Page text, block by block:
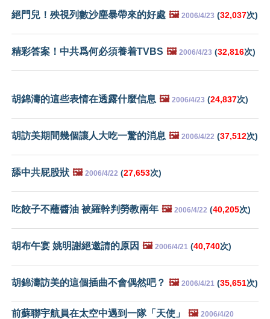
絕門兒！殃視列數沙塵暴帶來的好處 🖼️ 2006/4/23 (32,037次)
精彩答案！中共爲何必須養着TVBS 🖼️ 2006/4/23 (32,816次)
胡錦濤的這些表情在透露什麼信息 🖼️ 2006/4/23 (24,837次)
胡訪美期間幾個讓人大吃一驚的消息 🖼️ 2006/4/22 (37,512次)
舔中共屁股狀 🖼️ 2006/4/22 (27,653次)
吃餃子不蘸醬油 被羅幹判勞教兩年 🖼️ 2006/4/22 (40,205次)
胡布午宴 姚明謝絕邀請的原因 🖼️ 2006/4/21 (40,740次)
胡錦濤訪美的這個插曲不會偶然吧？ 🖼️ 2006/4/21 (35,651次)
前蘇聯宇航員在太空中遇到一隊「天使」 🖼️ 2006/4/20